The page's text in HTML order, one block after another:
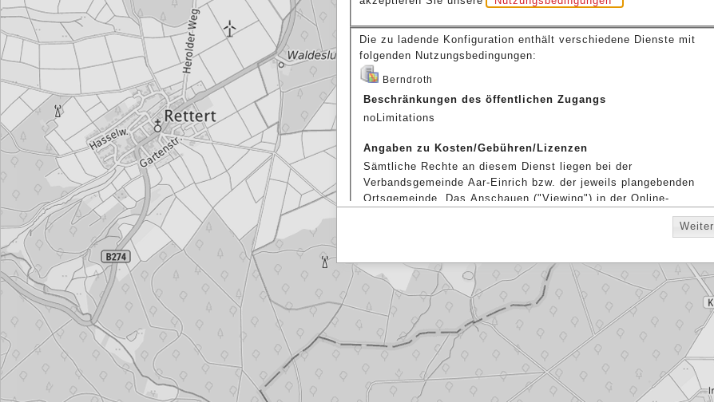
Die zu ladende Konfiguration enthält verschiedene Dienste mit
folgenden Nutzungsbedingungen:
Berndroth
Beschränkungen des öffentlichen Zugangs
noLimitations
Angaben zu Kosten/Gebühren/Lizenzen
Sämtliche Rechte an diesem Dienst liegen bei der
Verbandsgemeinde Aar-Einrich bzw. der jeweils plangebenden
Ortsgemeinde. Das Anschauen ("Viewing") in der Online-
verbindlich sind ausschließlich die Originalpläne, die in den
eingesehen werden können.
WMS TopPlusOpen
Beschränkungen des öffentlichen Zugangs
Es gelten keine Zugriffsbeschränkungen
Angaben zu Kosten/Gebühren/Lizenzen
Lizenz:
Weiter